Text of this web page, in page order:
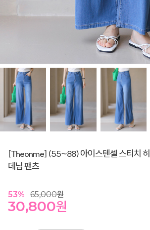
[Theonme] (55~88) 아이스텐셀 스티치
데님 팬츠
53% 65,000원
30,800원